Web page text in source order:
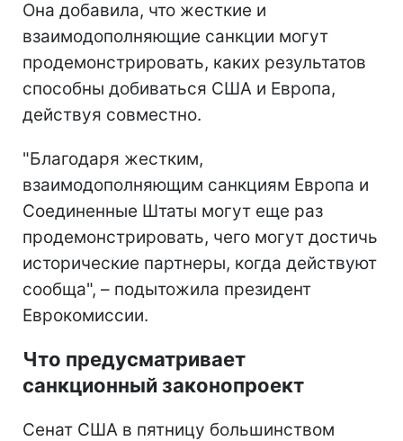
Она добавила, что жесткие и
взаимодополняющие санкции могут
продемонстрировать, каких результатов
способны добиваться США и Европа,
действуя совместно.
"Благодаря жестким,
взаимодополняющим санкциям Европа и
Соединенные Штаты могут еще раз
продемонстрировать, чего могут достичь
исторические партнеры, когда действуют
сообща", – подытожила президент
Еврокомиссии.
Что предусматривает
санкционный законопроект
Сенат США в пятницу большинством